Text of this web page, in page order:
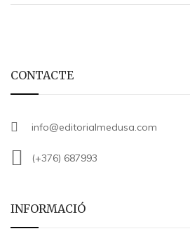
CONTACTE
info@editorialmedusa.com
(+376) 687993
INFORMACIÓ